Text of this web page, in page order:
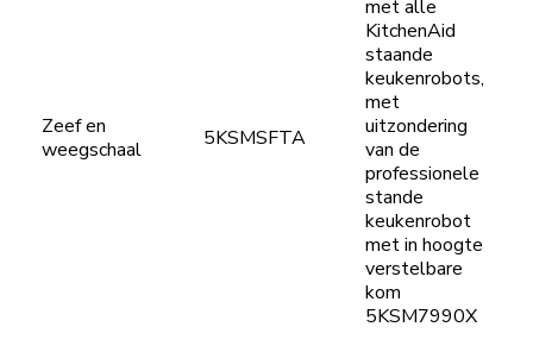
Zeef en
weegschaal
5KSMSFTA
met alle
KitchenAid
staande
keukenrobots,
met
uitzondering
van de
professionele
stande
keukenrobot
met in hoogte
verstelbare
kom
5KSM7990X